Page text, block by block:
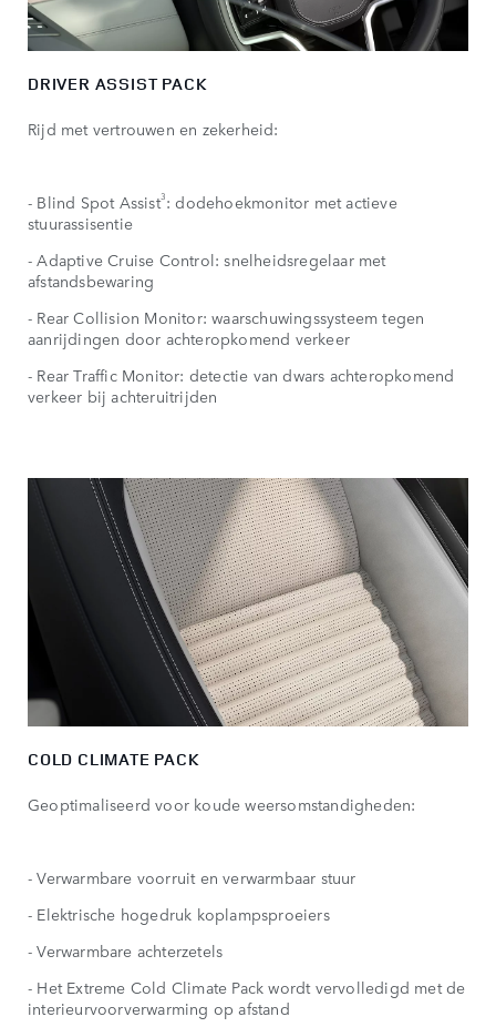
DRIVER ASSIST PACK
Rijd met vertrouwen en zekerheid:
- Blind Spot Assist3: dodehoekmonitor met actieve
stuurassisentie
- Adaptive Cruise Control: snelheidsregelaar met
afstandsbewaring
- Rear Collision Monitor: waarschuwingssysteem tegen
aanrijdingen door achteropkomend verkeer
- Rear Traffic Monitor: detectie van dwars achteropkomend
verkeer bij achteruitrijden
COLD CLIMATE PACK
Geoptimaliseerd voor koude weersomstandigheden:
- Verwarmbare voorruit en verwarmbaar stuur
- Elektrische hogedruk koplampsproeiers
- Verwarmbare achterzetels
- Het Extreme Cold Climate Pack wordt vervolledigd met de
interieurvoorverwarming op afstand